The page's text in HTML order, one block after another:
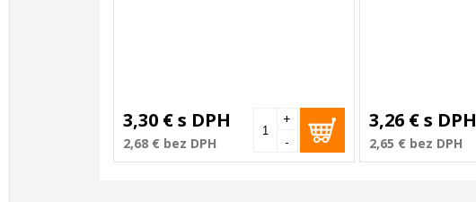
3,30 €s DPH
2,68 € bez DPH -
+ 3,26 €s DPH
2,65 € bez DPH